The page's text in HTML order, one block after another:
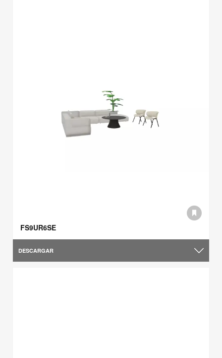
FS9UR6SE
DESCARGAR